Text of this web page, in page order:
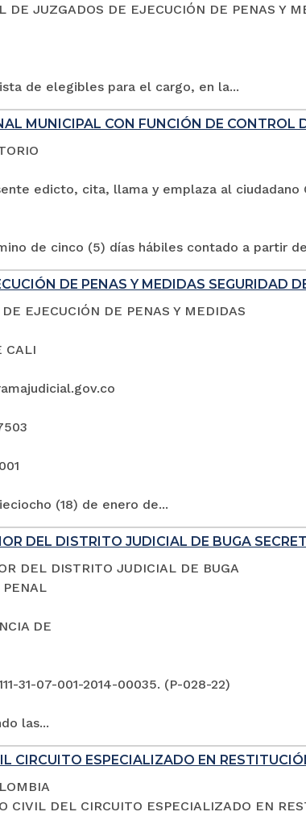
DE JUZGADOS DE EJECUCIÓN DE PENAS Y
de elegibles para el cargo, en la...
MUNICIPAL CON FUNCIÓN DE CONTROL
edicto, cita, llama y emplaza al ciudadano
de cinco (5) días hábiles contado a partir
DE PENAS Y MEDIDAS SEGURIDAD
EJECUCIÓN DE PENAS Y MEDIDAS
CALI
(18) de enero de...
DEL DISTRITO JUDICIAL DE BUGA
DEL DISTRITO JUDICIAL DE BUGA
PENAL
DE
31-07-001-2014-00035. (P-028-22)
las...
CIRCUITO ESPECIALIZADO EN
CIVIL DEL CIRCUITO ESPECIALIZADO EN